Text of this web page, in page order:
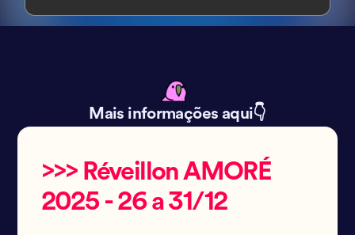
Mais informações aqui👇
>>> Réveillon AMORÉ
2025 - 26 a 31/12